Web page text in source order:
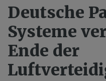
Deutsche
Systeme
Ende der